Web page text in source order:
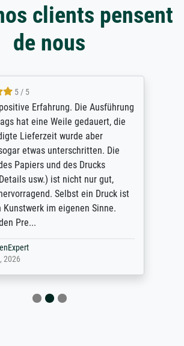
clients pensent
de nous
5 / 5
Erfahrung. Die Ausführung
hat eine Weile gedauert, die
Lieferzeit wurde aber
etwas unterschritten. Die
Papiers und des Drucks
usw.) ist nicht nur gut,
Selbst ein Druck ist
im eigenen Sinne.
Pre...
2026